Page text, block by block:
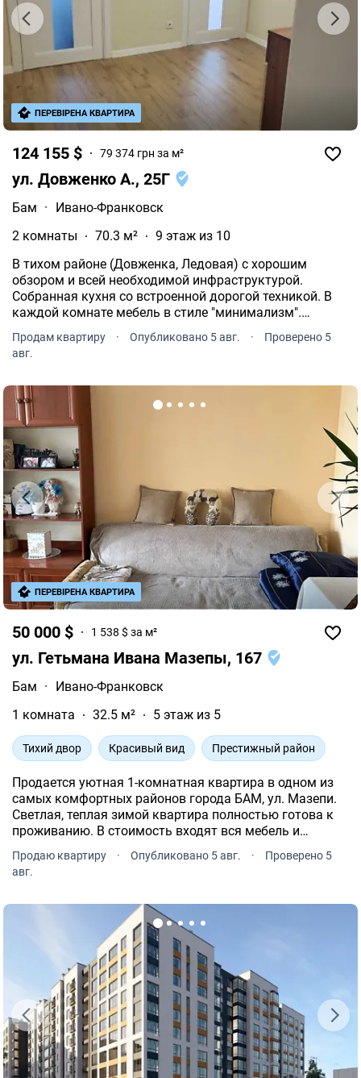
124 155 $ 79 374 грн за м²
ул. Довженко А., 25Г
Бам ·
Ивано-Франковск
2 комнаты
70.3 м²
9 этаж из 10
В тихом районе (Довженка, Ледовая) с хорошим
обзором и всей необходимой инфраструктурой.
Собранная кухня со встроенной дорогой техникой. В
каждой комнате мебель в стиле "минимализм".
Продам квартиру · Опубликовано 5 авг. ·
Проверено 5
авг.
ПЕРЕВІРЕНА КВАРТИРА
50 000 $ 1 538 $ за м²
ул. Гетьмана Ивана Мазепы, 167
Бам ·
Ивано-Франковск
1 комната
32.5 м² 5 этаж из 5
Тихий двор Красивый вид Престижный район
Продается уютная 1-комнатная квартира в одном из
самых комфортных районов города БАМ, ул. Мазепи.
Светлая, теплая зимой квартира полностью готова к
проживанию. В стоимость входят вся мебель и
Продаю квартиру · Опубликовано 5 авг. ·
Проверено 5
авг.
ПЕРЕВІРЕНА КВАРТИРА